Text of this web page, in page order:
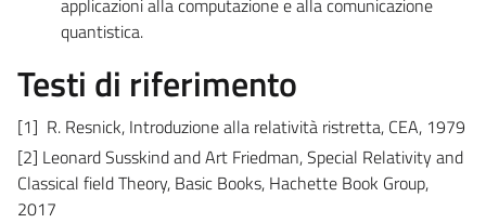
applicazioni alla computazione e alla comunicazione
quantistica.
Testi di riferimento
[1] R. Resnick, Introduzione alla relatività ristretta, CEA, 1979
[2] Leonard Susskind and Art Friedman, Special Relativity and
Classical field Theory, Basic Books, Hachette Book Group,
2017